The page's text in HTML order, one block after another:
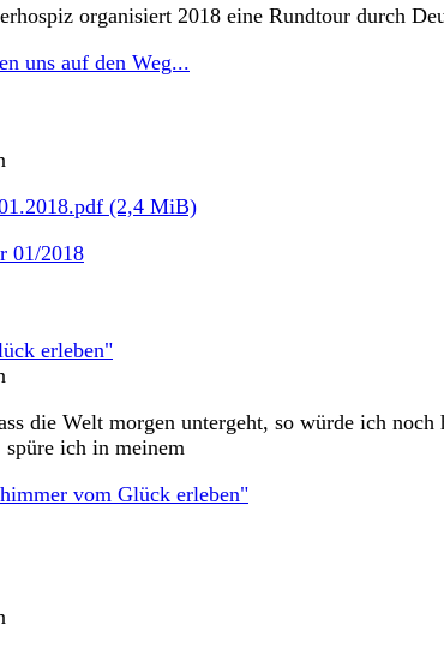
organisiert 2018 eine Rundtour durch
uns auf den Weg...
(2,4 MiB)
01/2018
erleben"
die Welt morgen untergeht, so würde ich
ich in meinem
vom Glück erleben"